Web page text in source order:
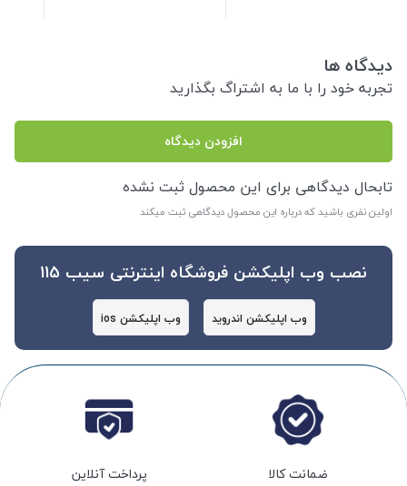
دیدگاه ها
تجربه خود را با ما به اشتراگ بگذارید
افزودن دیدگاه
تابحال دیدگاهی برای این محصول ثبت نشده
اولین نفری باشید که درباره این محصول دیدگاهی ثبت میکند
نصب وب اپلیکشن فروشگاه اینترنتی سیب 115
وب اپلیکشن اندروید وب اپلیکشن ios
ضمانت کالا پرداخت آنلاین